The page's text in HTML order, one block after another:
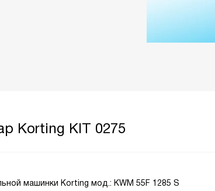
Korting KIT 0275
машинки Korting мод.: KWM 55F 1285 S